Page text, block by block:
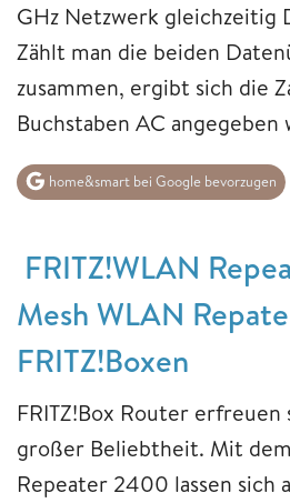
GHz Netzwerk gleichzeitig
Zählt man die beiden
zusammen, ergibt sich die
Buchstaben AC angegeben
home&smart bei Google bevorzugen
FRITZ!WLAN
Mesh WLAN
FRITZ!Boxen
FRITZ!Box Router
großer Beliebtheit. Mit dem
Repeater 2400 lassen sich